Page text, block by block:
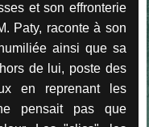
et son effronterie
Paty, raconte à son
ainsi que sa
de lui, poste des
en reprenant les
pensait pas que